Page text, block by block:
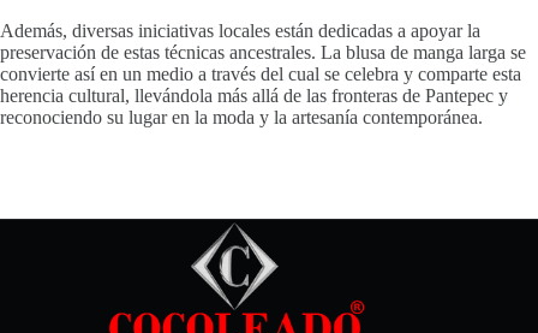
Además, diversas iniciativas locales están dedicadas a apoyar la
preservación de estas técnicas ancestrales. La blusa de manga larga se
convierte así en un medio a través del cual se celebra y comparte esta
herencia cultural, llevándola más allá de las fronteras de Pantepec y
reconociendo su lugar en la moda y la artesanía contemporánea.